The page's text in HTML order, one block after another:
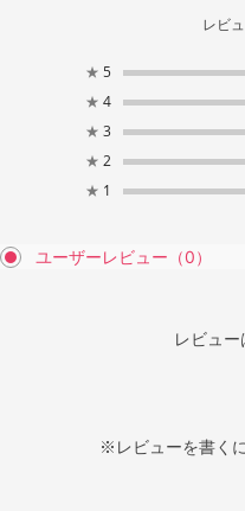
レビ
★ 5
★ 4
★ 3
★ 2
★ 1
ユーザーレビュー （0）
レビュー
※レビューを書く